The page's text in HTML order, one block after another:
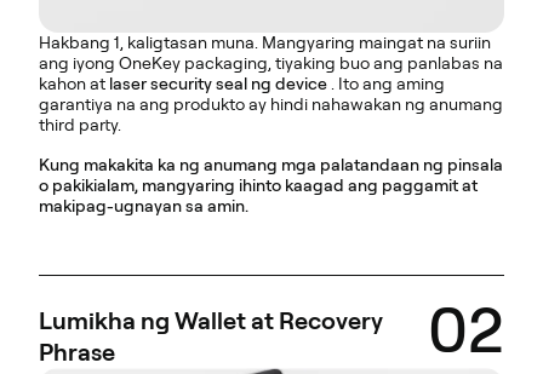
Hakbang 1, kaligtasan muna. Mangyaring maingat na suriin
ang iyong OneKey packaging, tiyaking buo ang panlabas na
kahon at laser security seal ng device
. Ito ang aming
garantiya na ang produkto ay hindi nahawakan ng anumang
third party.
Kung makakita ka ng anumang mga palatandaan ng pinsala
o pakikialam, mangyaring ihinto kaagad ang paggamit at
makipag-ugnayan sa amin.
Lumikha ng Wallet at Recovery
Phrase
02